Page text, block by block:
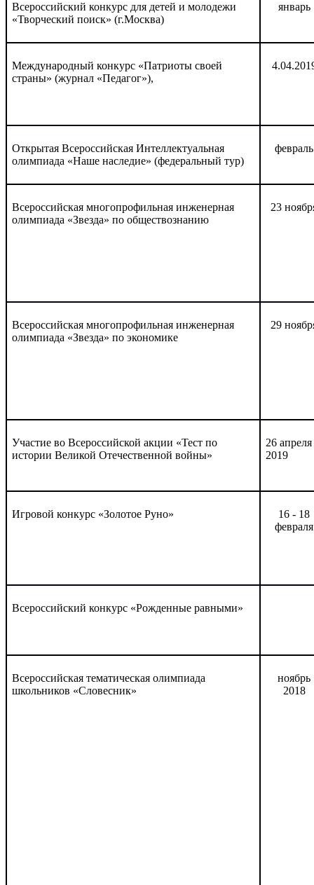
Всероссийский конкурс для детей и молодежи
«Творческий поиск» (г.Москва)
январь
Международный конкурс «Патриоты своей
страны» (журнал «Педагог»),
Открытая Всероссийская Интеллектуальная
олимпиада «Наше наследие» (федеральный тур)
февраль
Всероссийская многопрофильная инженерная
олимпиада «Звезда» по обществознанию
23
Всероссийская многопрофильная инженерная
олимпиада «Звезда» по экономике
29
Участие во Всероссийской акции «Тест по
истории Великой Отечественной войны»
26 апреля
2019
Игровой конкурс «Золотое Руно»
16 - 18
февраля
Всероссийский конкурс «Рожденные равными»
Всероссийская тематическая олимпиада
школьников «Словесник»
ноябрь
2018